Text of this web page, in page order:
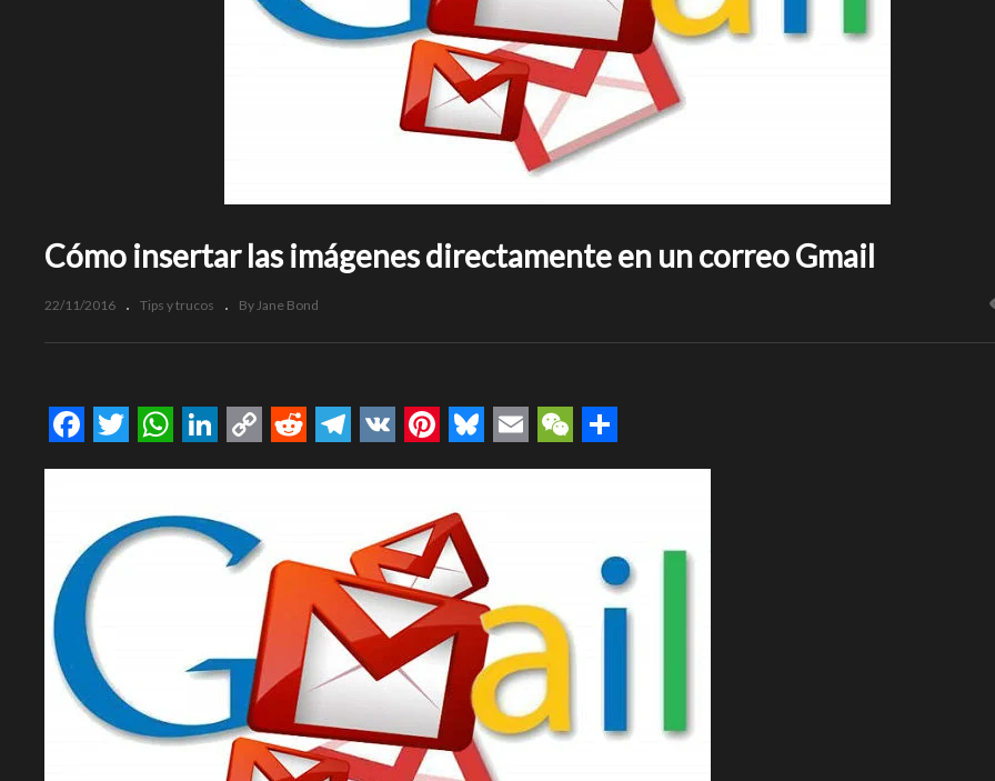
Cómo insertar las imágenes directamente en un correo Gmail
22/11/2016 Tips y trucos By Jane Bond
Facebook
Twitter
WhatsApp
LinkedIn
CopyReddit
Telegram
VKPinterest
Bluesky
EmailWeChat
Compartir